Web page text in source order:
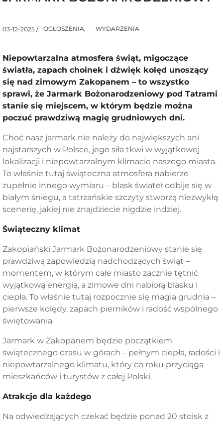
03-12-2025 / OGŁOSZENIA, WYDARZENIA
Niepowtarzalna atmosfera świąt, migoczące
światła, zapach choinek i dźwięk kolęd unoszący
się nad zimowym Zakopanem – to wszystko
sprawi, że Jarmark Bożonarodzeniowy pod Tatrami
stanie się miejscem, w którym będzie można
poczuć prawdziwą magię grudniowych dni.
Choć nasz jarmark nie należy do największych ani
najstarszych w Polsce, jego siła tkwi w wyjątkowej
lokalizacji i niepowtarzalnym klimacie naszego miasta.
To właśnie tutaj świąteczna atmosfera nabierze
zupełnie innego wymiaru – blask świateł odbije się w
białym śniegu, a tatrzańskie szczyty stworzą niezwykłą
scenerię, jakiej nie znajdziecie nigdzie indziej.
Świąteczny klimat
Zakopiański Jarmark Bożonarodzeniowy stanie się
prawdziwą zapowiedzią nadchodzących świąt –
momentem, w którym całe miasto zacznie tętnić
wyjątkową energią, a zimowe dni nabiorą blasku i
ciepła. To właśnie tutaj rozpocznie się magia grudnia –
pierwsze kolędy, zapach pierników i radość wspólnego
świętowania.
Jarmark w Zakopanem będzie początkiem
świątecznego czasu w górach – pełnym ciepła, radości i
niepowtarzalnego klimatu, który co roku przyciąga
mieszkańców i turystów z całej Polski.
Atrakcje dla każdego
Na odwiedzających czekać będzie ponad 20 stoisk z